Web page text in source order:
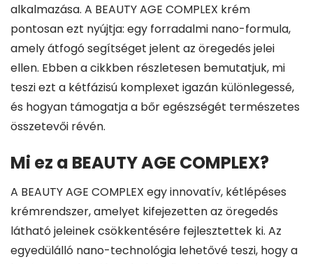
alkalmazása. A BEAUTY AGE COMPLEX krém
pontosan ezt nyújtja: egy forradalmi nano-formula,
amely átfogó segítséget jelent az öregedés jelei
ellen. Ebben a cikkben részletesen bemutatjuk, mi
teszi ezt a kétfázisú komplexet igazán különlegessé,
és hogyan támogatja a bőr egészségét természetes
összetevői révén.
Mi ez a BEAUTY AGE COMPLEX?
A BEAUTY AGE COMPLEX egy innovatív, kétlépéses
krémrendszer, amelyet kifejezetten az öregedés
látható jeleinek csökkentésére fejlesztettek ki. Az
egyedülálló nano-technológia lehetővé teszi, hogy a